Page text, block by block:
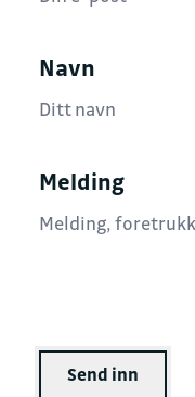
Navn
Melding
Send inn